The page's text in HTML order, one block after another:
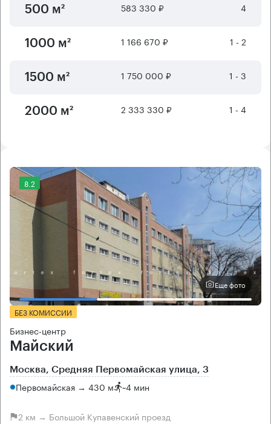
500 м² 583 330 ₽ 4
1000 м² 1 166 670 ₽ 1 - 2
1500 м² 1 750 000 ₽ 1 - 3
2000 м² 2 333 330 ₽ 1 - 4
8.2
Еще фото
БЕЗ КОМИССИИ
Бизнес-центр
Майский
Москва, Средняя Первомайская улица, 3
Первомайская → 430 м ~4 мин
2 км → Большой Купавенский проезд